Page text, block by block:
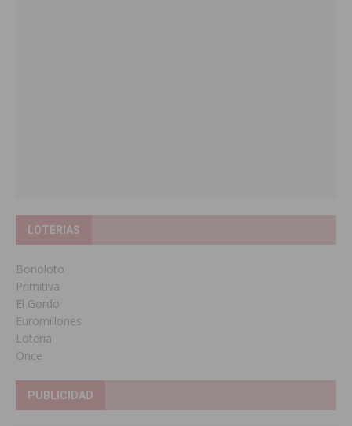
LOTERIAS
Bonoloto
Primitiva
El Gordo
Euromillones
Loteria
Once
PUBLICIDAD